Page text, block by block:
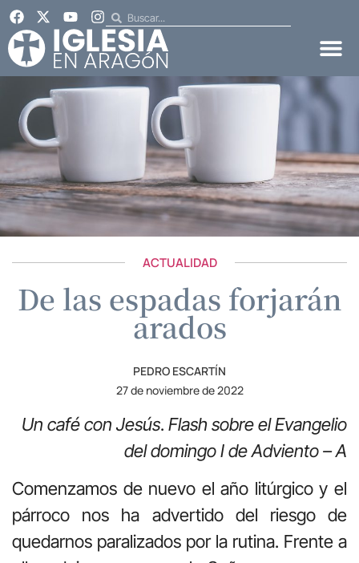
ACTUALIDAD
De las espadas forjarán
arados
PEDRO ESCARTÍN
27 de noviembre de 2022
Un café con Jesús. Flash sobre el Evangelio
del domingo I de Adviento – A
Comenzamos de nuevo el año litúrgico y el
párroco nos ha advertido del riesgo de
quedarnos paralizados por la rutina. Frente a